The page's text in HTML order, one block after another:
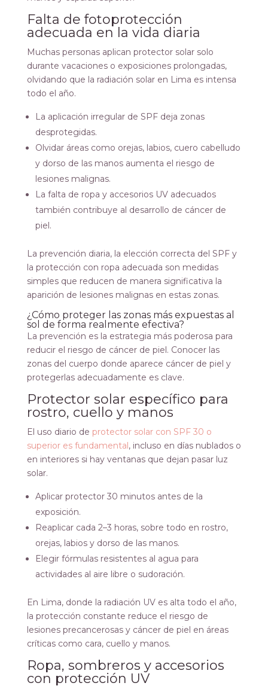
Falta de fotoprotección
adecuada en la vida diaria
Muchas personas aplican protector solar solo
durante vacaciones o exposiciones prolongadas,
olvidando que la radiación solar en Lima es intensa
todo el año.
La aplicación irregular de SPF deja zonas
desprotegidas.
Olvidar áreas como orejas, labios, cuero cabelludo
y dorso de las manos aumenta el riesgo de
lesiones malignas.
La falta de ropa y accesorios UV adecuados
también contribuye al desarrollo de cáncer de
piel.
La prevención diaria, la elección correcta del SPF y
la protección con ropa adecuada son medidas
simples que reducen de manera significativa la
aparición de lesiones malignas en estas zonas.
¿Cómo proteger las zonas más expuestas al
sol de forma realmente efectiva?
La prevención es la estrategia más poderosa para
reducir el riesgo de cáncer de piel. Conocer las
zonas del cuerpo donde aparece cáncer de piel y
protegerlas adecuadamente es clave.
Protector solar específico para
rostro, cuello y manos
El uso diario de protector solar con SPF 30 o
superior es fundamental, incluso en días nublados o
en interiores si hay ventanas que dejan pasar luz
solar.
Aplicar protector 30 minutos antes de la
exposición.
Reaplicar cada 2–3 horas, sobre todo en rostro,
orejas, labios y dorso de las manos.
Elegir fórmulas resistentes al agua para
actividades al aire libre o sudoración.
En Lima, donde la radiación UV es alta todo el año,
la protección constante reduce el riesgo de
lesiones precancerosas y cáncer de piel en áreas
críticas como cara, cuello y manos.
Ropa, sombreros y accesorios
con protección UV